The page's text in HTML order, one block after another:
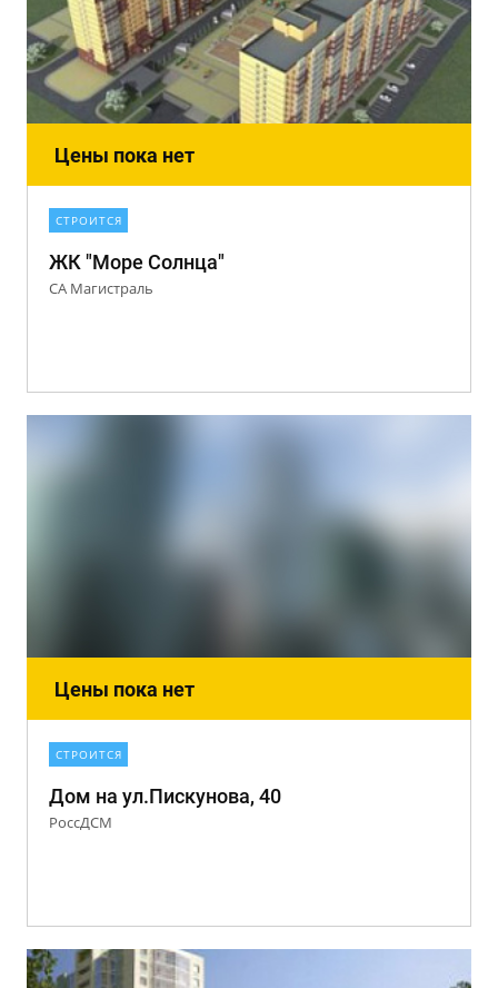
Цены пока нет
СТРОИТСЯ
ЖК "Море Солнца"
СА Магистраль
Цены пока нет
СТРОИТСЯ
Дом на ул.Пискунова, 40
РоссДСМ